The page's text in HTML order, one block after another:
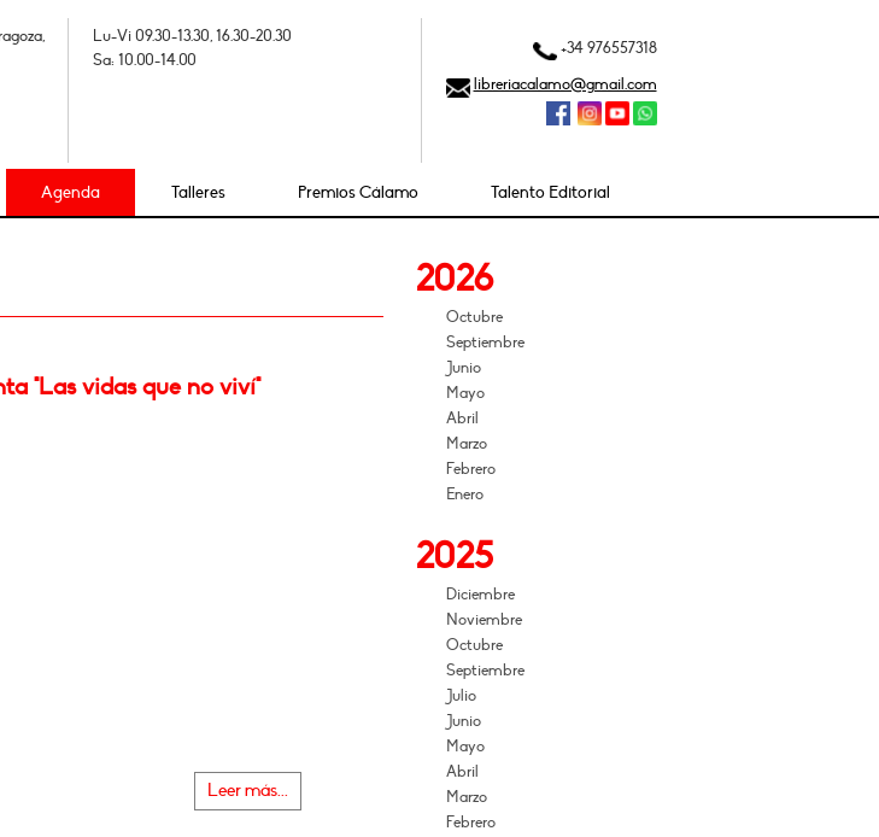
Lu-Vi 09.30-13.30, 16.30-20.30
Sa: 10.00-14.00
+34 976557318
libreriacalamo@gmail.com
Agenda Talleres Premios Cálamo Talento Editorial
"Las vidas que no viví"
Leer más...
2026
Octubre
Septiembre
Junio
Mayo
Abril
Marzo
Febrero
Enero
2025
Diciembre
Noviembre
Octubre
Septiembre
Julio
Junio
Mayo
Abril
Marzo
Febrero